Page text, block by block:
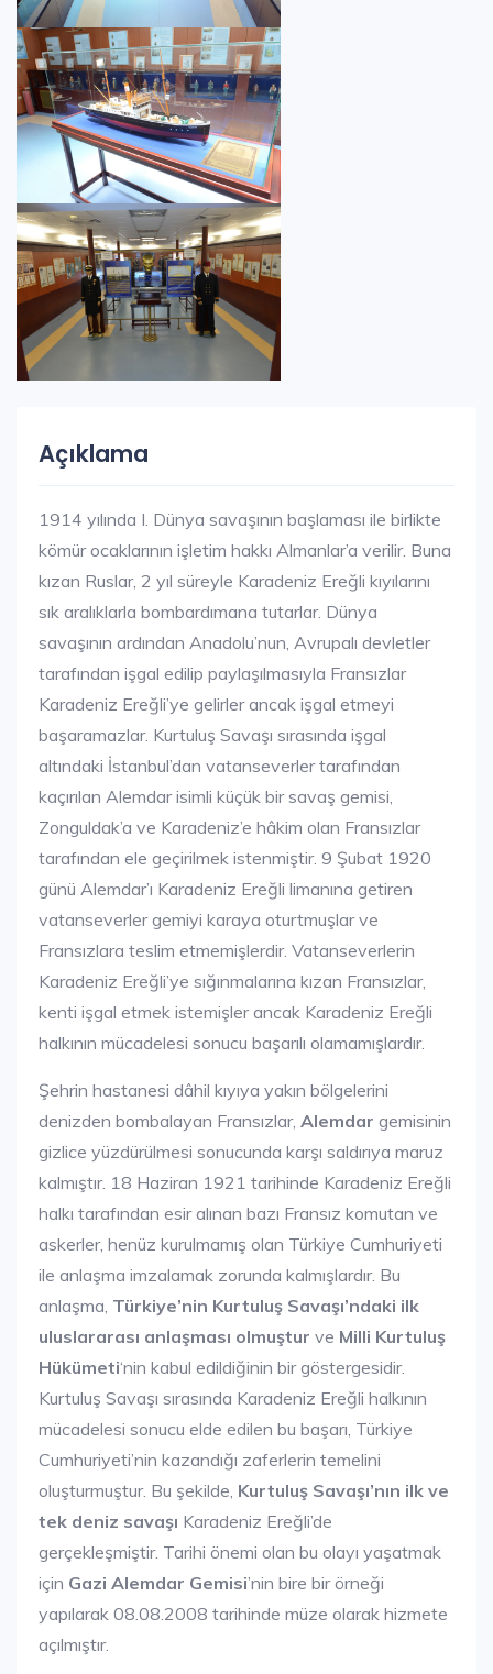
Açıklama
1914 yılında I. Dünya savaşının başlaması ile birlikte
kömür ocaklarının işletim hakkı Almanlar’a verilir. Buna
kızan Ruslar, 2 yıl süreyle Karadeniz Ereğli kıyılarını
sık aralıklarla bombardımana tutarlar. Dünya
savaşının ardından Anadolu’nun, Avrupalı devletler
tarafından işgal edilip paylaşılmasıyla Fransızlar
Karadeniz Ereğli’ye gelirler ancak işgal etmeyi
başaramazlar. Kurtuluş Savaşı sırasında işgal
altındaki İstanbul’dan vatanseverler tarafından
kaçırılan Alemdar isimli küçük bir savaş gemisi,
Zonguldak’a ve Karadeniz’e hâkim olan Fransızlar
tarafından ele geçirilmek istenmiştir. 9 Şubat 1920
günü Alemdar’ı Karadeniz Ereğli limanına getiren
vatanseverler gemiyi karaya oturtmuşlar ve
Fransızlara teslim etmemişlerdir. Vatanseverlerin
Karadeniz Ereğli’ye sığınmalarına kızan Fransızlar,
kenti işgal etmek istemişler ancak Karadeniz Ereğli
halkının mücadelesi sonucu başarılı olamamışlardır.
Şehrin hastanesi dâhil kıyıya yakın bölgelerini
denizden bombalayan Fransızlar, Alemdar gemisinin
gizlice yüzdürülmesi sonucunda karşı saldırıya maruz
kalmıştır. 18 Haziran 1921 tarihinde Karadeniz Ereğli
halkı tarafından esir alınan bazı Fransız komutan ve
askerler, henüz kurulmamış olan Türkiye Cumhuriyeti
ile anlaşma imzalamak zorunda kalmışlardır. Bu
anlaşma, Türkiye’nin Kurtuluş Savaşı’ndaki ilk
uluslararası anlaşması olmuştur ve Milli Kurtuluş
Hükümeti‘nin kabul edildiğinin bir göstergesidir.
Kurtuluş Savaşı sırasında Karadeniz Ereğli halkının
mücadelesi sonucu elde edilen bu başarı, Türkiye
Cumhuriyeti’nin kazandığı zaferlerin temelini
oluşturmuştur. Bu şekilde, Kurtuluş Savaşı’nın ilk ve
tek deniz savaşı Karadeniz Ereğli’de
gerçekleşmiştir. Tarihi önemi olan bu olayı yaşatmak
için Gazi Alemdar Gemisi’nin bire bir örneği
yapılarak 08.08.2008 tarihinde müze olarak hizmete
açılmıştır.